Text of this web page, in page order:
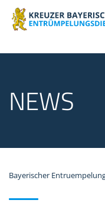
NEWS
Bayerischer